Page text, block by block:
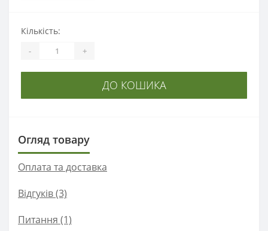
Кількість:
- +
ДО КОШИКА
Огляд товару
Оплата та доставка
Відгуків (3)
Питання (1)